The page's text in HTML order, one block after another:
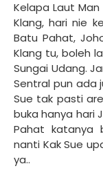
Kelapa Laut
Klang, hari nie
Batu Pahat,
Klang tu, boleh
Sungai Udang.
Sentral pun ada
Sue tak pasti
buka hanya hari
Pahat katanya
nanti Kak Sue
ya..